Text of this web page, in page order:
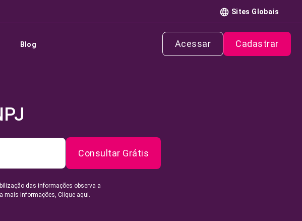
Sites Globais
Blog Acessar Cadastrar
Consultar Grátis
das informações observa a
mais informações, Clique aqui.